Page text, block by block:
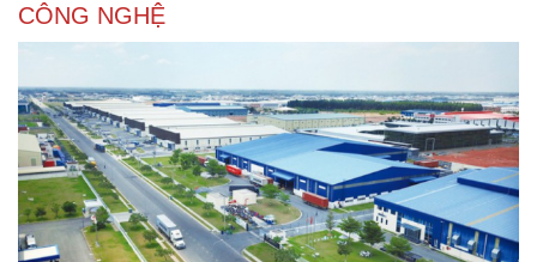
CÔNG NGHỆ